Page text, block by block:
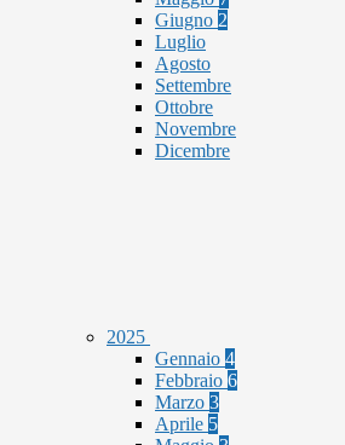
Giugno 2
Luglio
Agosto
Settembre
Ottobre
Novembre
Dicembre
2025
Gennaio 4
Febbraio 6
Marzo 3
Aprile 5